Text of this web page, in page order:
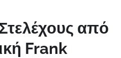
από
Frank